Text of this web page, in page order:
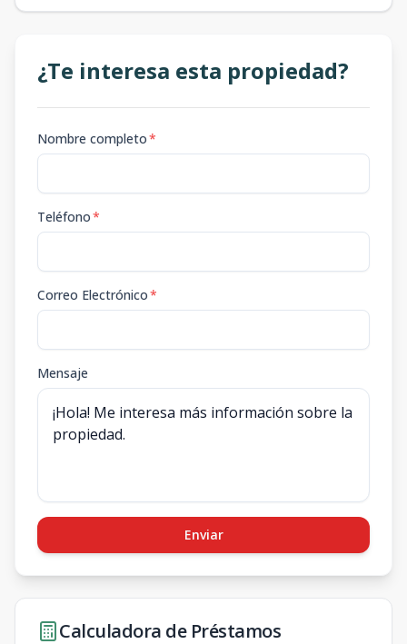
¿Te interesa esta propiedad?
Nombre completo*
Teléfono*
Correo Electrónico*
Mensaje
Enviar
Calculadora de Préstamos